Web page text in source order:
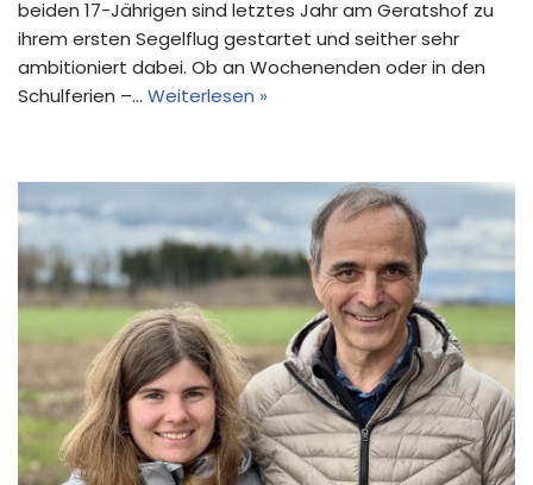
beiden 17-Jährigen sind letztes Jahr am Geratshof zu
ihrem ersten Segelflug gestartet und seither sehr
ambitioniert dabei. Ob an Wochenenden oder in den
Schulferien –… Weiterlesen »